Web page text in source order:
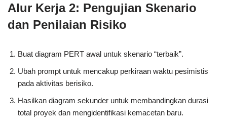
Alur Kerja 2: Pengujian Skenario
dan Penilaian Risiko
Buat diagram PERT awal untuk skenario “terbaik”.
Ubah prompt untuk mencakup perkiraan waktu pesimistis
pada aktivitas berisiko.
Hasilkan diagram sekunder untuk membandingkan durasi
total proyek dan mengidentifikasi kemacetan baru.